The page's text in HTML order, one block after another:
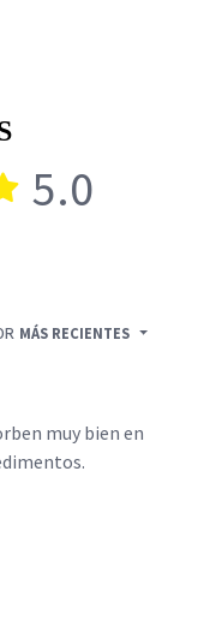
5.0
MÁS RECIENTES
muy bien en